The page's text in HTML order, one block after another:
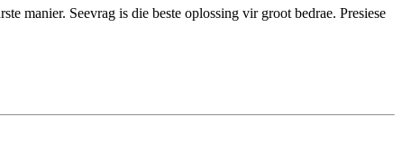
manier. Seevrag is die beste oplossing vir groot bedrae. Presiese